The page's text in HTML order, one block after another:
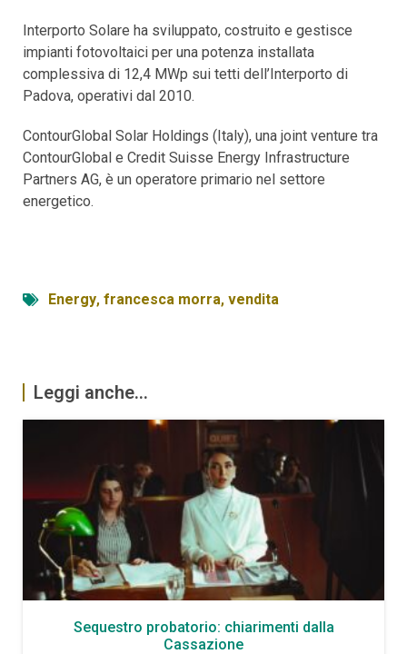
Interporto Solare ha sviluppato, costruito e gestisce
impianti fotovoltaici per una potenza installata
complessiva di 12,4 MWp sui tetti dell’Interporto di
Padova, operativi dal 2010.
ContourGlobal Solar Holdings (Italy), una joint venture tra
ContourGlobal e Credit Suisse Energy Infrastructure
Partners AG, è un operatore primario nel settore
energetico.
Energy, francesca morra, vendita
Leggi anche...
Sequestro probatorio: chiarimenti dalla
Cassazione